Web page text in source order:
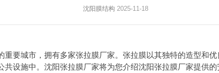
沈阳膜结构 2025-11-18
重要城市，拥有多家张拉膜厂家。张拉膜以其独特的造型和优
共设施中。沈阳张拉膜厂家将为您介绍沈阳张拉膜厂家提供